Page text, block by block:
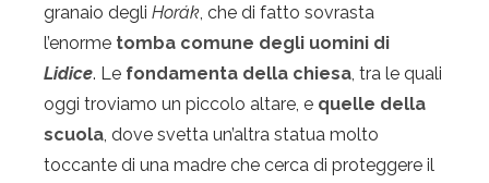
granaio degli Horák , che di fatto sovrasta
l’enorme tomba comune degli uomini di
Lidice. Le fondamenta della chiesa , tra le quali
oggi troviamo un piccolo altare, e quelle della
scuola , dove svetta un’altra statua molto
toccante di una madre che cerca di proteggere il